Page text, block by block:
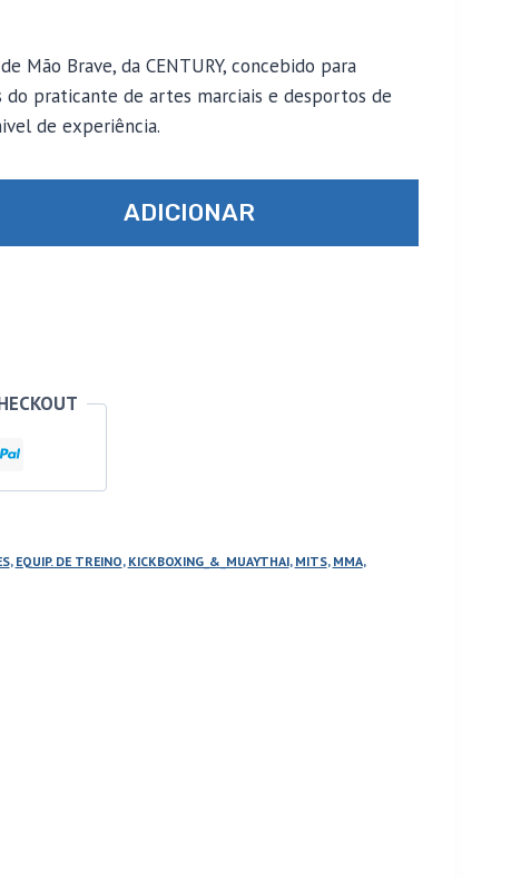
Mão Brave, da CENTURY, concebido para
do praticante de artes marciais e desportos de
de experiência.
ADICIONAR
, EQUIP. DE TREINO, KICKBOXING_&_MUAYTHAI, MITS, MMA,